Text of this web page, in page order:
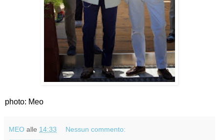
photo: Meo
MEO alle 14:33 Nessun commento: